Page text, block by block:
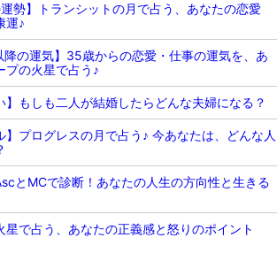
運勢】トランシットの月で占う、あなたの恋愛
運♪
降の運気】35歳からの恋愛・仕事の運気を、あ
プの火星で占う♪
】もしも二人が結婚したらどんな夫婦になる？
】プログレスの月で占う♪ 今あなたは、どんな人
とMCで診断！あなたの人生の方向性と生きる
星で占う、あなたの正義感と怒りのポイント